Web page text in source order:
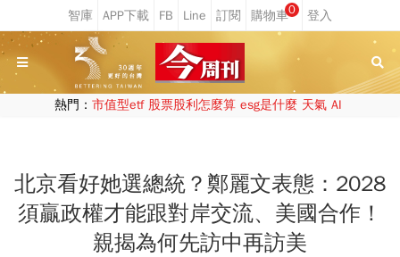
0
熱門： 市值型etf 股票股利怎麼算 esg是什麼 天氣 AI
北京看好她選總統？鄭麗文表態：2028
須贏政權才能跟對岸交流、美國合作！
親揭為何先訪中再訪美